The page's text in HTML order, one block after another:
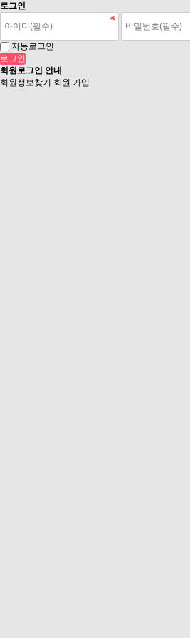
로그인
자동로그인
회원로그인 안내
회원정보찾기
회원 가입